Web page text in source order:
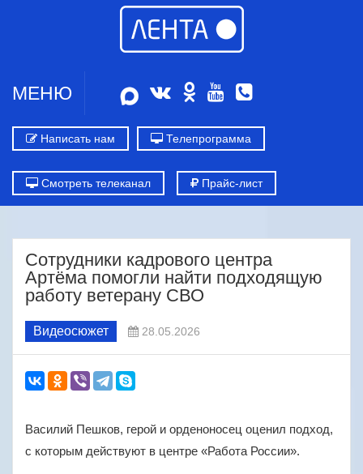
МЕНЮ
Написать нам Телепрограмма
Смотреть телеканал Прайс-лист
Сотрудники кадрового центра
Артёма помогли найти подходящую
работу ветерану СВО
Видеосюжет 28.05.2026
Василий Пешков, герой и орденоносец оценил подход,
с которым действуют в центре «Работа России».